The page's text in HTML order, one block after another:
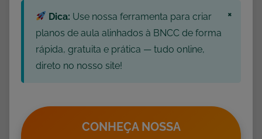
a
Dica: Use nossa ferramenta para criar
planos de aula alinhados à BNCC de forma
rápida, gratuita e prática — tudo online,
direto no nosso site!
×
CONHEÇA NOSSA